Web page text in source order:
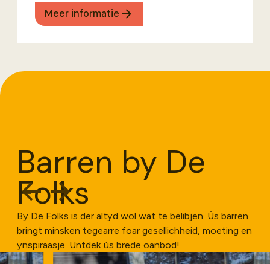
Meer informatie
Barren by De
Folks
By De Folks is der altyd wol wat te belibjen. Ús barren
bringt minsken tegearre foar gesellichheid, moeting en
ynspiraasje. Untdek ús brede oanbod!